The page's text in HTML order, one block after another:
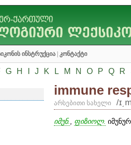
ინსტრუქცია კონტაქტი
G H J K L M N O P Q R
immune
არსებითი სახელი /
იმუნ. ფიზიოლ.